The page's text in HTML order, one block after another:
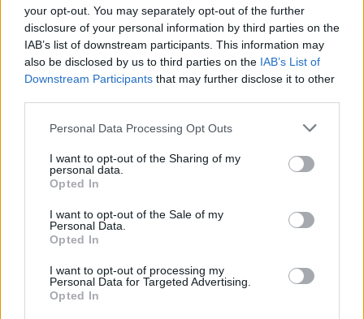
your opt-out. You may separately opt-out of the further
disclosure of your personal information by third parties on the
IAB’s list of downstream participants. This information may
also be disclosed by us to third parties on the IAB’s List of
Downstream Participants that may further disclose it to other
Personal Data Processing Opt Outs
I want to opt-out of the Sharing of my
personal data.
Opted In
I want to opt-out of the Sale of my
Personal Data.
Opted In
I want to opt-out of processing my
Personal Data for Targeted Advertising.
Opted In
Marcos Leonardo laat eerste indruk achter bij
Ajax: 'Hier gaan fans van genieten'
Resterend oefenprogramma Ajax: waar zijn de
duels te zien
blijft cruciaal
geschiedenis
de basis bij FC Barcelona